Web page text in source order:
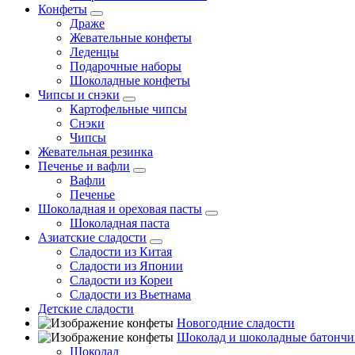
Конфеты
Драже
Жевательные конфеты
Леденцы
Подарочные наборы
Шоколадные конфеты
Чипсы и снэки
Картофельные чипсы
Снэки
Чипсы
Жевательная резинка
Печенье и вафли
Вафли
Печенье
Шоколадная и ореховая пасты
Шоколадная паста
Азиатские сладости
Сладости из Китая
Сладости из Японии
Сладости из Кореи
Сладости из Вьетнама
Детские сладости
Новогодние сладости
Шоколад и шоколадные
Шоколад